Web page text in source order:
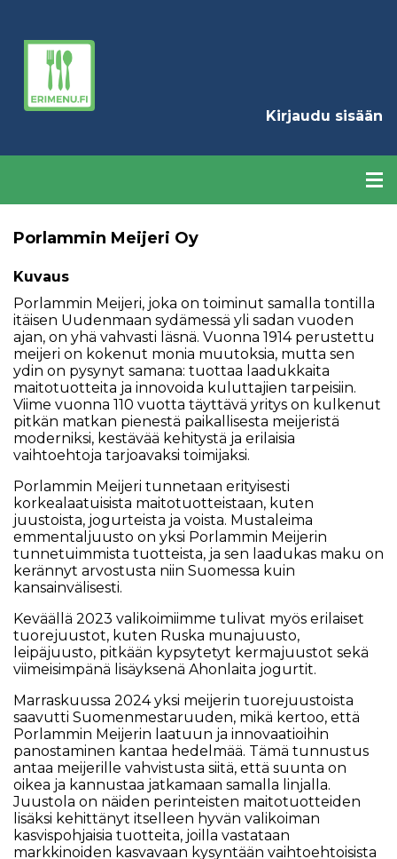
Kirjaudu sisään
Porlammin Meijeri Oy
Kuvaus
Porlammin Meijeri, joka on toiminut samalla tontilla
itäisen Uudenmaan sydämessä yli sadan vuoden
ajan, on yhä vahvasti läsnä. Vuonna 1914 perustettu
meijeri on kokenut monia muutoksia, mutta sen
ydin on pysynyt samana: tuottaa laadukkaita
maitotuotteita ja innovoida kuluttajien tarpeisiin.
Viime vuonna 110 vuotta täyttävä yritys on kulkenut
pitkän matkan pienestä paikallisesta meijeristä
moderniksi, kestävää kehitystä ja erilaisia
vaihtoehtoja tarjoavaksi toimijaksi.
Porlammin Meijeri tunnetaan erityisesti
korkealaatuisista maitotuotteistaan, kuten
juustoista, jogurteista ja voista. Mustaleima
emmentaljuusto on yksi Porlammin Meijerin
tunnetuimmista tuotteista, ja sen laadukas maku on
kerännyt arvostusta niin Suomessa kuin
kansainvälisesti.
Keväällä 2023 valikoimiimme tulivat myös erilaiset
tuorejuustot, kuten Ruska munajuusto,
leipäjuusto, pitkään kypsytetyt kermajuustot sekä
viimeisimpänä lisäyksenä Ahonlaita jogurtit.
Marraskuussa 2024 yksi meijerin tuorejuustoista
saavutti Suomenmestaruuden, mikä kertoo, että
Porlammin Meijerin laatuun ja innovaatioihin
panostaminen kantaa hedelmää. Tämä tunnustus
antaa meijerille vahvistusta siitä, että suunta on
oikea ja kannustaa jatkamaan samalla linjalla.
Juustola on näiden perinteisten maitotuotteiden
lisäksi kehittänyt itselleen hyvän valikoiman
kasvispohjaisia tuotteita, joilla vastataan
markkinoiden kasvavaan kysyntään vaihtoehtoisista